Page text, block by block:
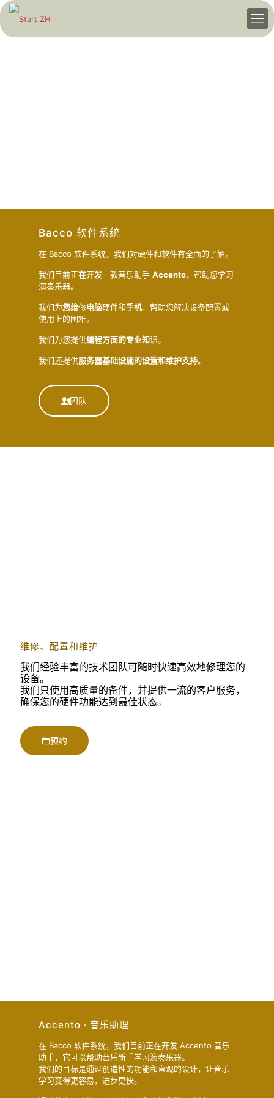
Bacco 软件系统
在 Bacco 软件系统，我们对硬件和软件有全面的了解。
我们目前正在开发一款音乐助手 Accento，帮助您学习
演奏乐器。
我们为您维修电脑硬件和手机，帮助您解决设备配置或
使用上的困难。
我们为您提供编程方面的专业知识。
我们还提供服务器基础设施的设置和维护支持。
团队
维修、配置和维护
我们经验丰富的技术团队可随时快速高效地修理您的
设备。
我们只使用高质量的备件，并提供一流的客户服务，
确保您的硬件功能达到最佳状态。
预约
Accento · 音乐助理
在 Bacco 软件系统，我们目前正在开发 Accento 音乐
助手，它可以帮助音乐新手学习演奏乐器。
我们的目标是通过创造性的功能和直观的设计，让音乐
学习变得更容易，进步更快。